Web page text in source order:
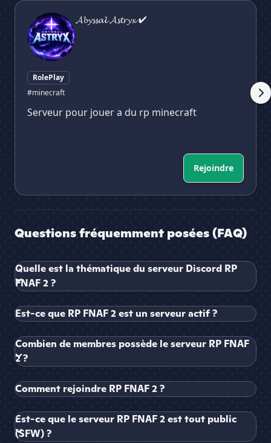
𝓐𝓫𝔂𝓼𝓼𝓪𝓵 𝓐𝓼𝓽𝓻𝔂𝔁 ✔
𝓐𝓫𝔂𝓼𝓼𝓪𝓵 𝓐𝓼𝓽𝓻𝔂𝔁 ✔
RolePlay
#minecraft
Serveur pour jouer a du rp minecraft
Rejoindre
Questions fréquemment posées (FAQ)
Quelle est la thématique du serveur Discord RP
FNAF 2 ?
Est-ce que RP FNAF 2 est un serveur actif ?
Combien de membres possède le serveur RP FNAF
2 ?
Comment rejoindre RP FNAF 2 ?
Est-ce que le serveur RP FNAF 2 est tout public
(SFW) ?